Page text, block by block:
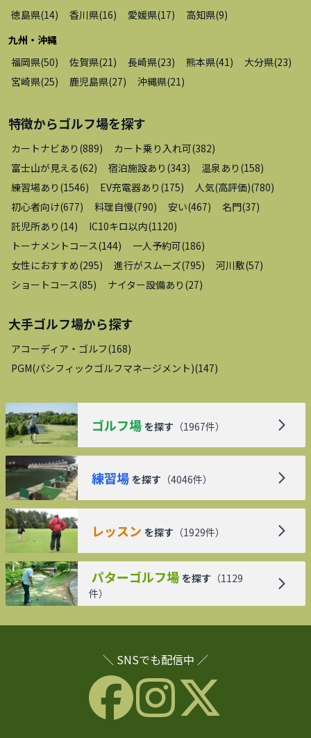
徳島県(14) 香川県(16) 愛媛県(17) 高知県(9)
九州・沖縄
福岡県(50) 佐賀県(21 ) 長崎県(23) 熊本県(41 ) 大分県(23)
宮崎県(25) 鹿児島県(27) 沖縄県(21 )
特徴からゴルフ場を探す
カートナビあり (889) カート乗り入れ可(382)
富士山が見える(62) 宿泊施設あり (343) 温泉あり (158)
練習場あり (1546) EV充電器あり (175) 人気(高評価)(780)
初心者向け(677) 料理自慢(790) 安い(467) 名門(37)
託児所あり (14) IC10キロ以内(1120)
トーナメントコース(144) 一人予約可(186)
女性におすすめ(295) 進行がスムーズ(795) 河川敷(57)
ショートコース(85) ナイター設備あり (27)
大手ゴルフ場から探す
アコーディア・ゴルフ(168)
PGM(パシフィックゴルフマネージメント)(147)
ゴルフ場 を探す （1967件）
練習場 を探す （4046件）
レッスン を探す （1929件）
パターゴルフ場 を探す （1129
件）
＼ SNSでも配信中 ／